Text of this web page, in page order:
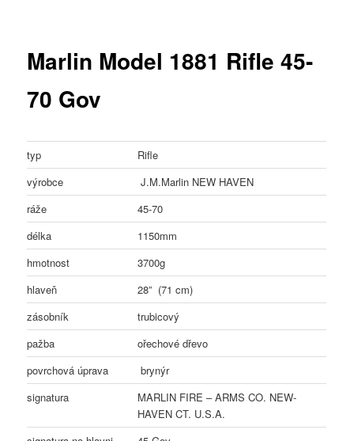
Marlin Model 1881 Rifle 45-
70 Gov
typ
Rifle
výrobce
J.M.Marlin NEW HAVEN
ráže
45-70
délka
1150mm
hmotnost
3700g
hlaveň
28” (71 cm)
zásobník
trubicový
pažba
ořechové dřevo
povrchová úprava
brynýr
signatura
MARLIN FIRE – ARMS CO. NEW-
HAVEN CT. U.S.A.